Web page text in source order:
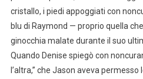
cristallo, i piedi appoggiati con
blu di Raymond — proprio quella
ginocchia malate durante il suo
Quando Denise spiegò con
l’altra,” che Jason aveva